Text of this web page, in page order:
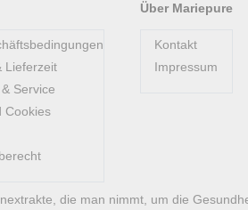
Lieferzeit
Service
Cookies
Über Mariepure
Kontakt
Impressum
die man nimmt, um die